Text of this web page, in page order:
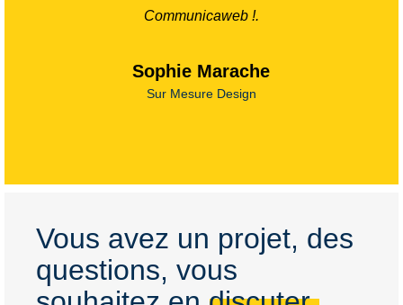
Communicaweb !.
Sophie Marache
Sur Mesure Design
Vous avez un projet, des
questions, vous